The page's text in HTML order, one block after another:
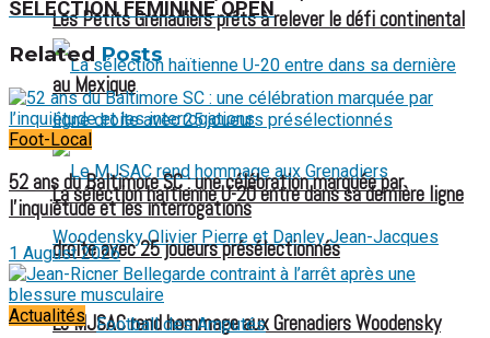
Les Petits Grenadiers prêts à relever le défi continental
au Mexique
Le MJSAC rend hommage aux Grenadiers Woodensky
La sélection haïtienne U-20 entre dans sa dernière ligne
droite avec 25 joueurs présélectionnés
Football des Amputés
SÉLECTION FÉMININE OPEN
Related Posts
Foot-Local
52 ans du Baltimore SC : une célébration marquée par
l’inquiétude et les interrogations
1 August 2026
Actualités